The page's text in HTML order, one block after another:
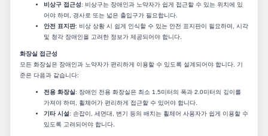
비상구 접근성: 비상구는 장애인과 노약자가 쉽게 접근할 수 있는 위치에 있
어야 하며, 경사로 또는 넓은 출입구가 필요합니다.
안전 표지판: 비상 상황 시 쉽게 인식할 수 있는 안전 표지판이 필요하며, 시각
및 청각 장애인을 고려한 정보가 제공되어야 합니다.
화장실 접근성
모든 화장실은 장애인과 노약자가 편리하게 이용할 수 있도록 설계되어야 합니다. 기
준은 다음과 같습니다:
전용 화장실 : 장애인 전용 화장실은 최소 1.5미터의 폭과 2.0미터의 깊이를
가져야 하며, 휠체어가 편리하게 접근할 수 있어야 합니다.
기타 시설: 손잡이, 세면대, 변기 등의 배치는 휠체어 사용자가 쉽게 이용할 수
있도록 고려되어야 합니다.